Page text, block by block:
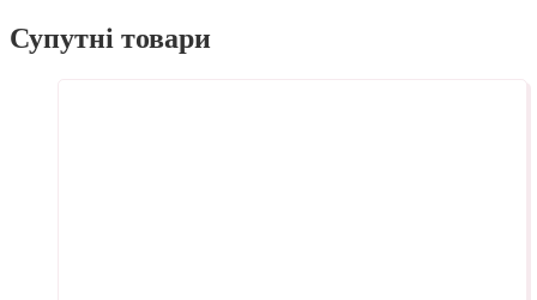
Супутні товари